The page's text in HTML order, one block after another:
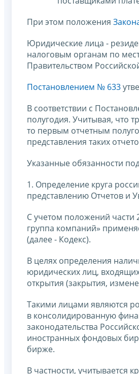
При этом положения
Юридические лица -
налоговым органам по
Правительством
Постановлением № 633
В соответствии с
полугодия. Учитывая, что
то первым отчетным
представления таких
Указанные обязанности
1. Определение круга
представлению Отчетов и
С учетом положений части
группа компаний»
(далее - Кодекс).
В целях определения
юридических лиц,
открытия (закрытия,
Такими лицами являются
в консолидированную
законодательства
иностранных фондовых
бирже.
В частности, учитывается